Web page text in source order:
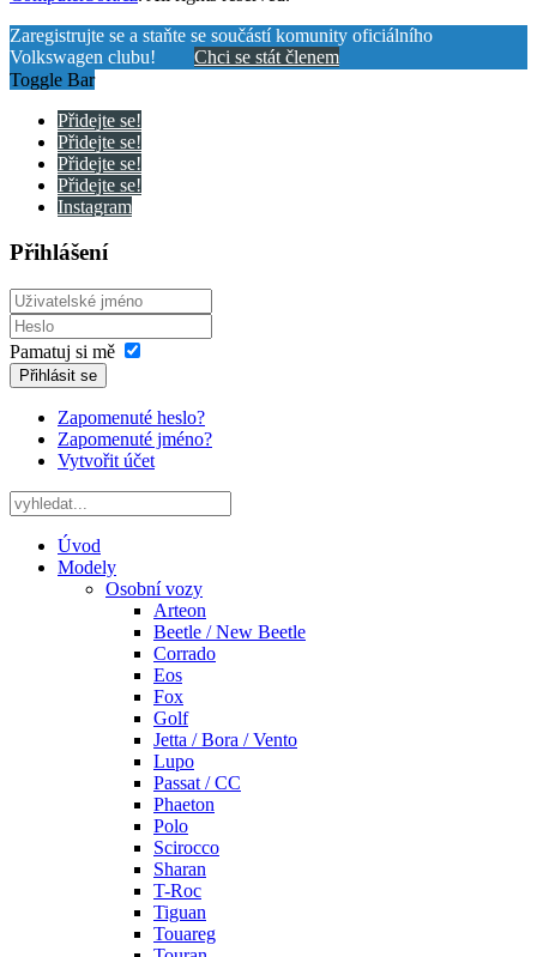
Zaregistrujte se a staňte se součástí komunity oficiálního
Volkswagen clubu! Chci se stát členem
Toggle Bar
Přidejte se!
Přidejte se!
Přidejte se!
Přidejte se!
Instagram
Přihlášení
Pamatuj si mě
Přihlásit se
Zapomenuté heslo?
Zapomenuté jméno?
Vytvořit účet
Úvod
Modely
Osobní vozy
Arteon
Beetle / New Beetle
Corrado
Eos
Fox
Golf
Jetta / Bora / Vento
Lupo
Passat / CC
Phaeton
Polo
Scirocco
Sharan
T-Roc
Tiguan
Touareg